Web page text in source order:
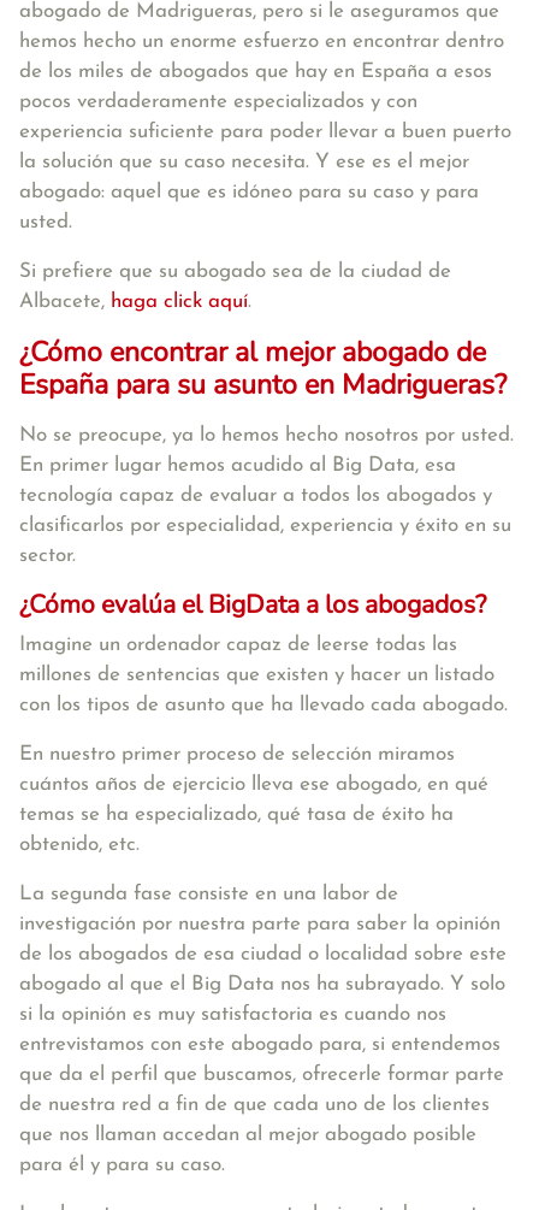
abogado de Madrigueras, pero si le aseguramos que
hemos hecho un enorme esfuerzo en encontrar dentro
de los miles de abogados que hay en España a esos
pocos verdaderamente especializados y con
experiencia suficiente para poder llevar a buen puerto
la solución que su caso necesita. Y ese es el mejor
abogado: aquel que es idóneo para su caso y para
usted.
Si prefiere que su abogado sea de la ciudad de
Albacete, haga click aquí.
¿Cómo encontrar al mejor abogado de
España para su asunto en Madrigueras?
No se preocupe, ya lo hemos hecho nosotros por usted.
En primer lugar hemos acudido al Big Data, esa
tecnología capaz de evaluar a todos los abogados y
clasificarlos por especialidad, experiencia y éxito en su
sector.
¿Cómo evalúa el BigData a los abogados?
Imagine un ordenador capaz de leerse todas las
millones de sentencias que existen y hacer un listado
con los tipos de asunto que ha llevado cada abogado.
En nuestro primer proceso de selección miramos
cuántos años de ejercicio lleva ese abogado, en qué
temas se ha especializado, qué tasa de éxito ha
obtenido, etc.
La segunda fase consiste en una labor de
investigación por nuestra parte para saber la opinión
de los abogados de esa ciudad o localidad sobre este
abogado al que el Big Data nos ha subrayado. Y solo
si la opinión es muy satisfactoria es cuando nos
entrevistamos con este abogado para, si entendemos
que da el perfil que buscamos, ofrecerle formar parte
de nuestra red a fin de que cada uno de los clientes
que nos llaman accedan al mejor abogado posible
para él y para su caso.